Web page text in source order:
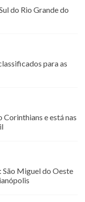
do Rio Grande do
para as
Corinthians e está nas
São Miguel do Oeste